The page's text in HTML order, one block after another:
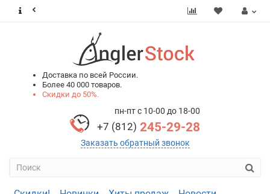
Доставка по всей России.
Более 40 000 товаров.
Скидки до 50%.
пн-пт с 10-00 до 18-00
+7 (812) 245-29-28
Заказать обратный звонок